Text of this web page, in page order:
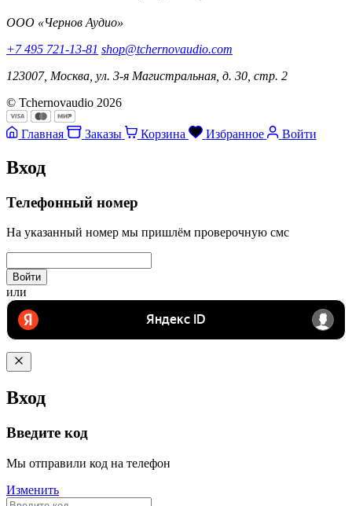
ООО «Чернов Аудио»
+7 495 721-13-81 shop@tchernovaudio.com
123007, Москва, ул. 3-я Магистральная, д. 30, стр. 2
© Tchernovaudio 2026
Главная Заказы Корзина Избранное Войти
Вход
Телефонный номер
На указанный номер мы пришлём проверочную смс
Войти
или
Вход
Введите код
Мы отправили код на телефон
Изменить